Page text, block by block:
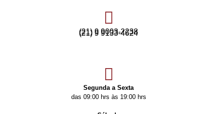
(21) 9 9003-2238
(21) 9 9133-4624
Segunda a Sexta
das 09:00 hrs às 19:00 hrs